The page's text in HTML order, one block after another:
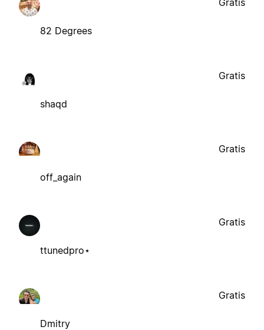
82 Degrees
shaqd
Gratis
off_again
Gratis
ttunedpro⋆
Gratis
Dmitry
Gratis